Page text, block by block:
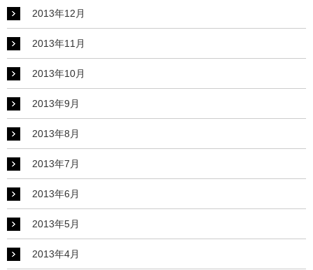
2013年12月
2013年11月
2013年10月
2013年9月
2013年8月
2013年7月
2013年6月
2013年5月
2013年4月